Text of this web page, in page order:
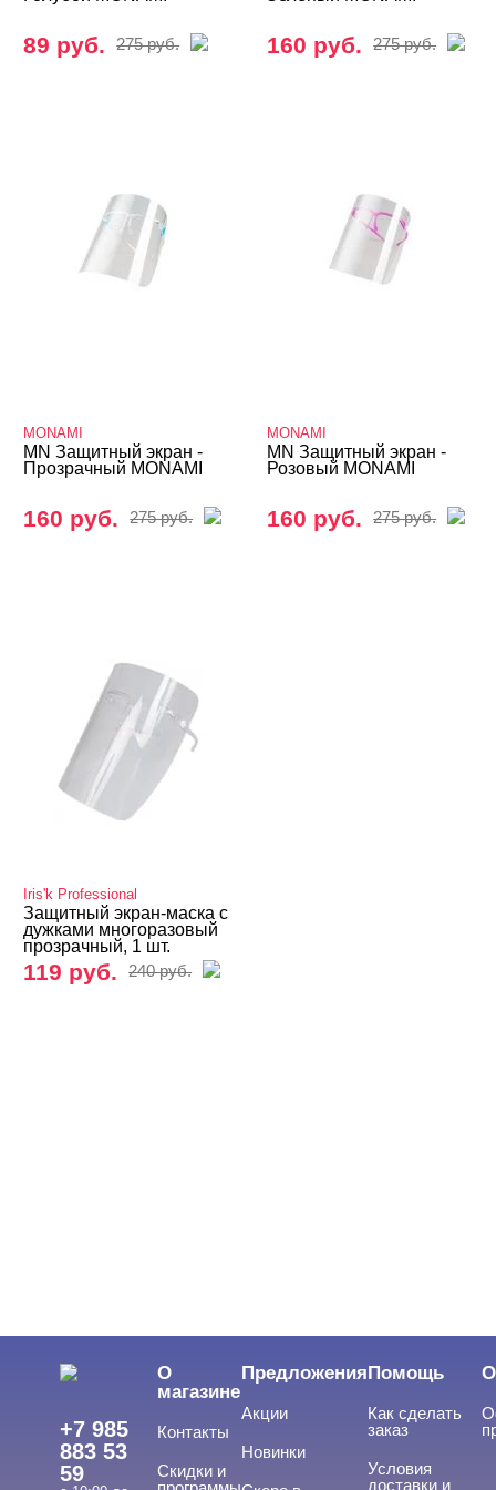
89 руб. 275 руб. 160 руб. 275 руб.
MONAMI
MN Защитный экран -
Прозрачный MONAMI
160 руб. 275 руб.
MONAMI
MN Защитный экран -
Розовый MONAMI
160 руб. 275 руб.
Iris'k Professional
Защитный экран-маска с
дужками многоразовый
прозрачный, 1 шт.
119 руб. 240 руб.
+7 985
883 53
59
О
магазине
Контакты
Скидки и
Предложения
Акции
Новинки
Помощь
Как сделать
заказ
Условия
доставки и